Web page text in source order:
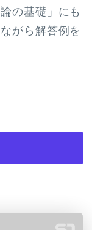
の基礎」にも
がら解答例を